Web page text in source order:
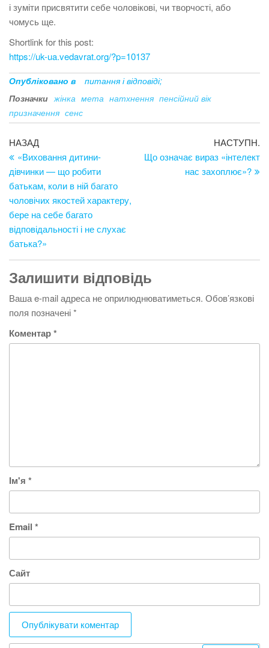
і зуміти присвятити себе чоловікові, чи творчості, або
чомусь ще.
Shortlink for this post:
https://uk-ua.vedavrat.org/?p=10137
Опубліковано в
питання і відповіді;
Позначки жінка мета натхнення пенсійний вік
призначення сенс
Навігація
записів
Попередній
запис
НАЗАД
«Виховання дитини-
дівчинки — що робити
батькам, коли в ній багато
чоловічих якостей характеру,
бере на себе багато
відповідальності і не слухає
батька?»
НАСТУПН.
Що означає вираз «інтелект
нас захоплює»?
Залишити відповідь
Ваша e-mail адреса не оприлюднюватиметься. Обов’язкові
поля позначені*
Коментар*
Ім'я *
Email *
Сайт